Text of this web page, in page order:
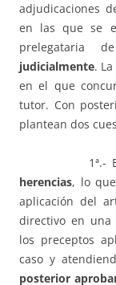
adjudicaciones
en las que se
prelegataria
judicialmente.
en el que
tutor. Con
plantean dos
1ª.- El
herencias, lo
aplicación del
directivo en una
los preceptos
caso y
posterior